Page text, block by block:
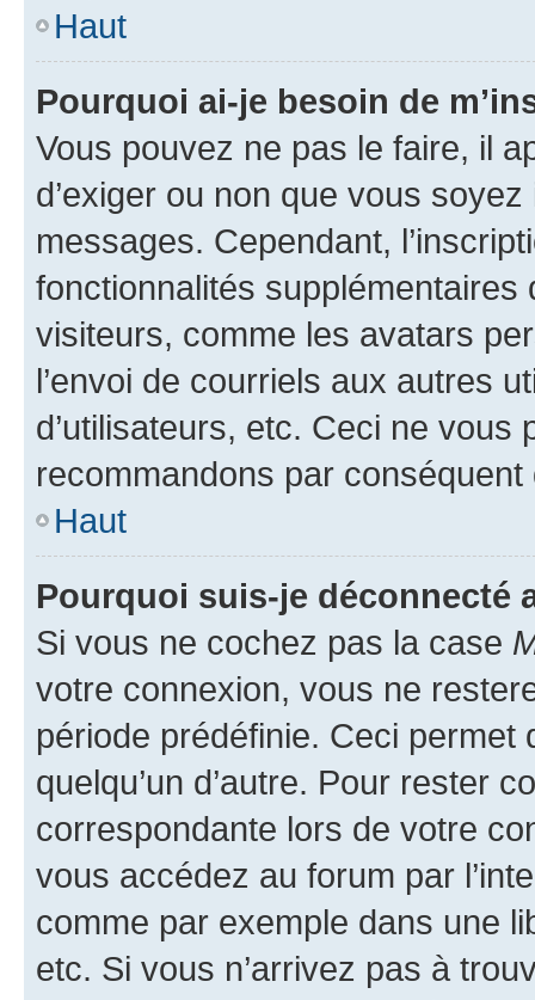
Haut
Pourquoi ai-je besoin de
Vous pouvez ne pas le faire, il
d’exiger ou non que vous
messages. Cependant,
fonctionnalités
visiteurs, comme les avatars
l’envoi de courriels aux autres
d’utilisateurs, etc. Ceci ne vous
recommandons par conséquent
Haut
Pourquoi suis-je déconnecté
Si vous ne cochez pas la case
votre connexion, vous ne
période prédéfinie. Ceci permet
quelqu’un d’autre. Pour rester
correspondante lors de votre
vous accédez au forum par
comme par exemple dans une
etc. Si vous n’arrivez pas à